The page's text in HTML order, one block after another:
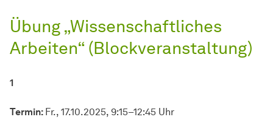
Übung „Wissenschaftliches
Arbeiten“ (Blockveranstaltung)
Termin
1
Termin: Fr., 17.10.2025, 9:15–12:45 Uhr